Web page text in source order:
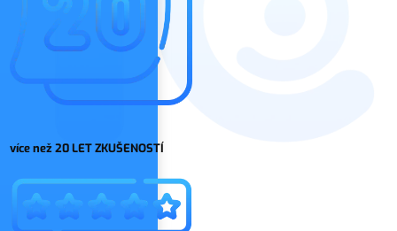
více než 20 LET ZKUŠENOSTÍ